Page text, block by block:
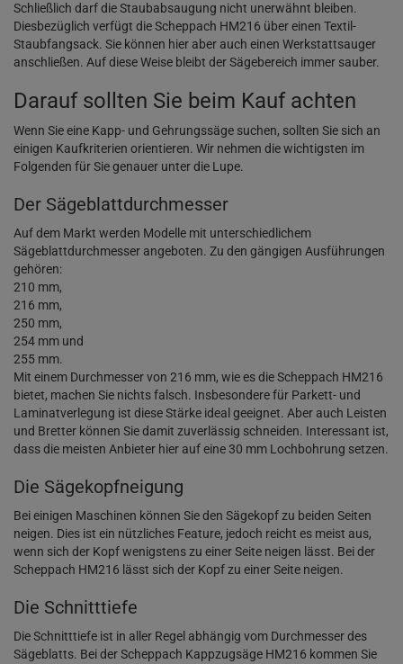
Schließlich darf die Staubabsaugung nicht unerwähnt bleiben.
Diesbezüglich verfügt die Scheppach HM216 über einen Textil-
Staubfangsack. Sie können hier aber auch einen Werkstattsauger
anschließen. Auf diese Weise bleibt der Sägebereich immer sauber.
Darauf sollten Sie beim Kauf achten
Wenn Sie eine Kapp- und Gehrungssäge suchen, sollten Sie sich an
einigen Kaufkriterien orientieren. Wir nehmen die wichtigsten im
Folgenden für Sie genauer unter die Lupe.
Der Sägeblattdurchmesser
Auf dem Markt werden Modelle mit unterschiedlichem
Sägeblattdurchmesser angeboten. Zu den gängigen Ausführungen
gehören:
210 mm,
216 mm,
250 mm,
254 mm und
255 mm.
Mit einem Durchmesser von 216 mm, wie es die Scheppach HM216
bietet, machen Sie nichts falsch. Insbesondere für Parkett- und
Laminatverlegung ist diese Stärke ideal geeignet. Aber auch Leisten
und Bretter können Sie damit zuverlässig schneiden. Interessant ist,
dass die meisten Anbieter hier auf eine 30 mm Lochbohrung setzen.
Die Sägekopfneigung
Bei einigen Maschinen können Sie den Sägekopf zu beiden Seiten
neigen. Dies ist ein nützliches Feature, jedoch reicht es meist aus,
wenn sich der Kopf wenigstens zu einer Seite neigen lässt. Bei der
Scheppach HM216 lässt sich der Kopf zu einer Seite neigen.
Die Schnitttiefe
Die Schnitttiefe ist in aller Regel abhängig vom Durchmesser des
Sägeblatts. Bei der Scheppach Kappzugsäge HM216 kommen Sie